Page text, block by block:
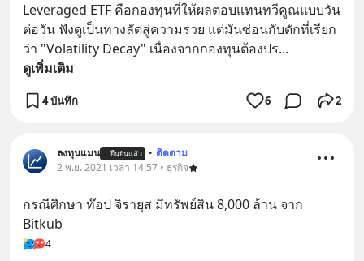
Leveraged ETF คือกองทุนที่ให้ผลตอบแทนทวีคูณแบบวัน
ต่อวัน ฟังดูเป็นทางลัดสู่ความรวย แต่มันซ่อนกับดักที่เรียก
ว่า "Volatility Decay" เนื่องจากกองทุนต้องปร...
ดูเพิ่มเติม
4 บันทึก 6 2
ลงทุนแมน ยืนยันแล้ว • ติดตาม
2 พ.ย. 2021 เวลา 14:57 • ธุรกิจ
กรณีศึกษา ท๊อป จิรายุส มีทรัพย์สิน 8,000 ล้าน จาก
Bitkub
4